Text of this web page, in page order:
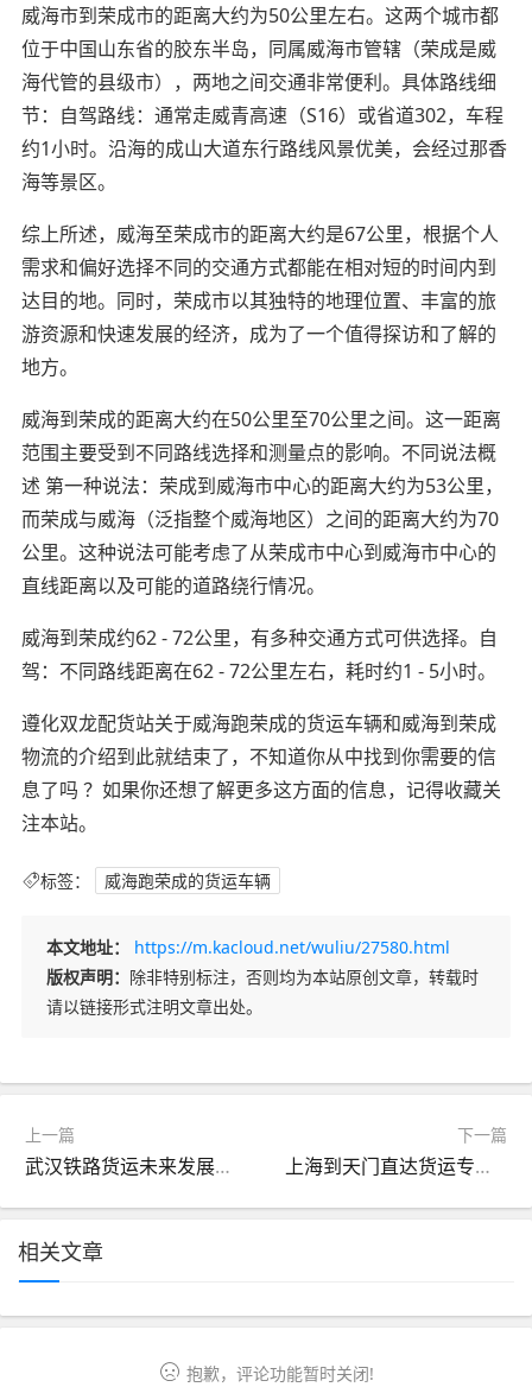
威海市到荣成市的距离大约为50公里左右。这两个城市都
位于中国山东省的胶东半岛，同属威海市管辖（荣成是威
海代管的县级市），两地之间交通非常便利。具体路线细
节：自驾路线：通常走威青高速（S16）或省道302，车程
约1小时。沿海的成山大道东行路线风景优美，会经过那香
海等景区。
综上所述，威海至荣成市的距离大约是67公里，根据个人
需求和偏好选择不同的交通方式都能在相对短的时间内到
达目的地。同时，荣成市以其独特的地理位置、丰富的旅
游资源和快速发展的经济，成为了一个值得探访和了解的
地方。
威海到荣成的距离大约在50公里至70公里之间。这一距离
范围主要受到不同路线选择和测量点的影响。不同说法概
述 第一种说法：荣成到威海市中心的距离大约为53公里，
而荣成与威海（泛指整个威海地区）之间的距离大约为70
公里。这种说法可能考虑了从荣成市中心到威海市中心的
直线距离以及可能的道路绕行情况。
威海到荣成约62 - 72公里，有多种交通方式可供选择。自
驾：不同路线距离在62 - 72公里左右，耗时约1 - 5小时。
遵化双龙配货站关于威海跑荣成的货运车辆和威海到荣成
物流的介绍到此就结束了，不知道你从中找到你需要的信
息了吗 ？如果你还想了解更多这方面的信息，记得收藏关
注本站。
标签： 威海跑荣成的货运车辆
本文地址：
https://m.kacloud.net/wuliu/27580.html
版权声明： 除非特别标注，否则均为本站原创文章，转载时
请以链接形式注明文章出处。
上一篇
武汉铁路货运未来发展趋势（武汉铁路发展前景）
下一篇
上海到天门直达货运专线（上海到天门物流专线）
相关文章
抱歉，评论功能暂时关闭!